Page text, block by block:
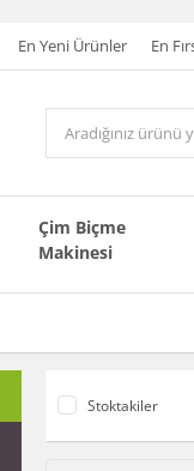
En Yeni Ürünler En
Çim Biçme
Makinesi
Stoktakiler